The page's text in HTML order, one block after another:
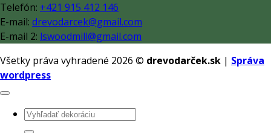
Telefón: +421 915 412 146
E-mail: drevodarcek@gmail.com
E-mail 2: lswoodmill@gmail.com
Všetky práva vyhradené 2026 © drevodarček.sk | Správa
wordpress
Hľadať: